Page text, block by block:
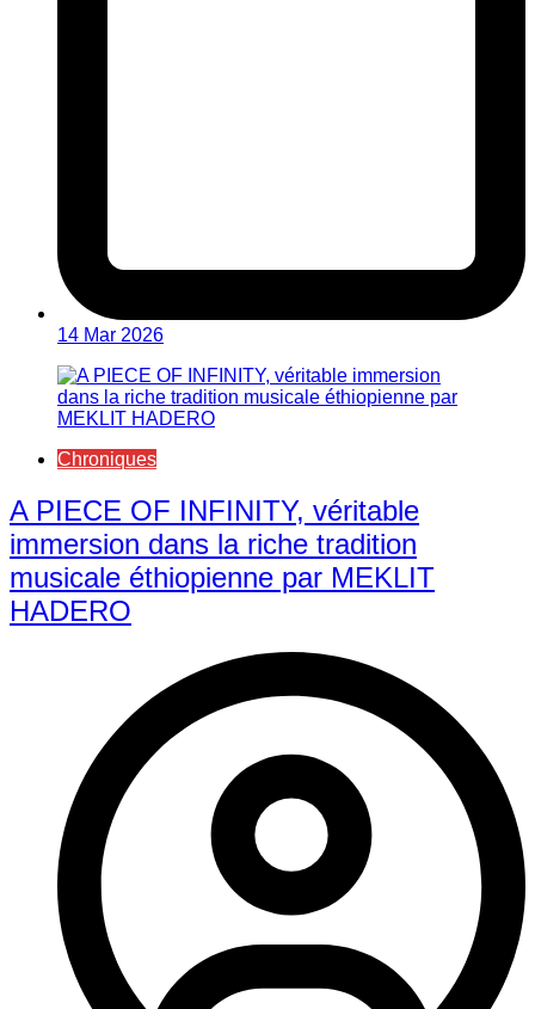
14 Mar 2026
Chroniques
A PIECE OF INFINITY, véritable
immersion dans la riche tradition
musicale éthiopienne par MEKLIT
HADERO